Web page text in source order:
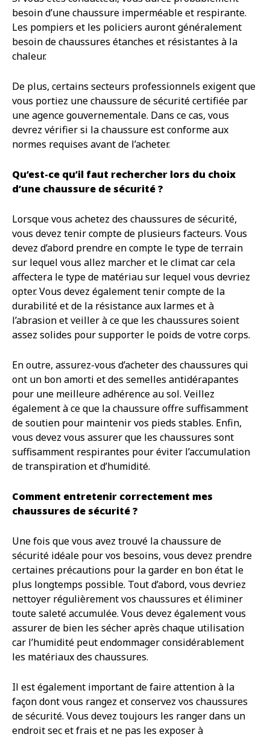
besoin d’une chaussure imperméable et respirante.
Les pompiers et les policiers auront généralement
besoin de chaussures étanches et résistantes à la
chaleur.
De plus, certains secteurs professionnels exigent que
vous portiez une chaussure de sécurité certifiée par
une agence gouvernementale. Dans ce cas, vous
devrez vérifier si la chaussure est conforme aux
normes requises avant de l’acheter.
Qu’est-ce qu’il faut rechercher lors du choix
d’une chaussure de sécurité ?
Lorsque vous achetez des chaussures de sécurité,
vous devez tenir compte de plusieurs facteurs. Vous
devez d’abord prendre en compte le type de terrain
sur lequel vous allez marcher et le climat car cela
affectera le type de matériau sur lequel vous devriez
opter. Vous devez également tenir compte de la
durabilité et de la résistance aux larmes et à
l’abrasion et veiller à ce que les chaussures soient
assez solides pour supporter le poids de votre corps.
En outre, assurez-vous d’acheter des chaussures qui
ont un bon amorti et des semelles antidérapantes
pour une meilleure adhérence au sol. Veillez
également à ce que la chaussure offre suffisamment
de soutien pour maintenir vos pieds stables. Enfin,
vous devez vous assurer que les chaussures sont
suffisamment respirantes pour éviter l’accumulation
de transpiration et d’humidité.
Comment entretenir correctement mes
chaussures de sécurité ?
Une fois que vous avez trouvé la chaussure de
sécurité idéale pour vos besoins, vous devez prendre
certaines précautions pour la garder en bon état le
plus longtemps possible. Tout d’abord, vous devriez
nettoyer régulièrement vos chaussures et éliminer
toute saleté accumulée. Vous devez également vous
assurer de bien les sécher après chaque utilisation
car l’humidité peut endommager considérablement
les matériaux des chaussures.
Il est également important de faire attention à la
façon dont vous rangez et conservez vos chaussures
de sécurité. Vous devez toujours les ranger dans un
endroit sec et frais et ne pas les exposer à